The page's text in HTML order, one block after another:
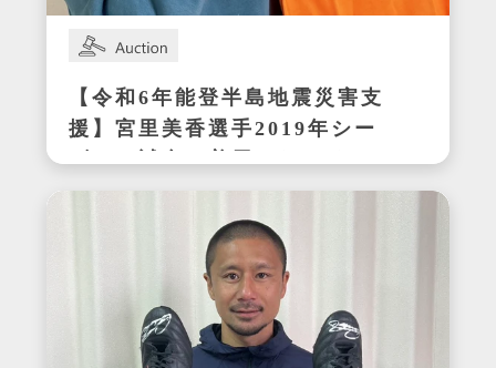
【令和6年能登半島地震災害支
援】宮里美香選手2019年シー
ズンの試合で着用したサイン
入りウェア